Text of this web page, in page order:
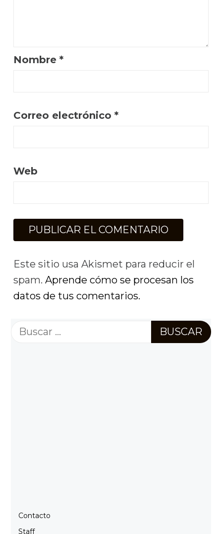
Nombre *
Correo electrónico *
Web
Este sitio usa Akismet para reducir el
spam. Aprende cómo se procesan los
datos de tus comentarios.
Buscar:
Contacto
Staff